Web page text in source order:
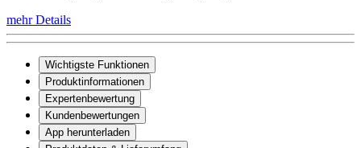
mehr Details
Wichtigste Funktionen
Produktinformationen
Expertenbewertung
Kundenbewertungen
App herunterladen